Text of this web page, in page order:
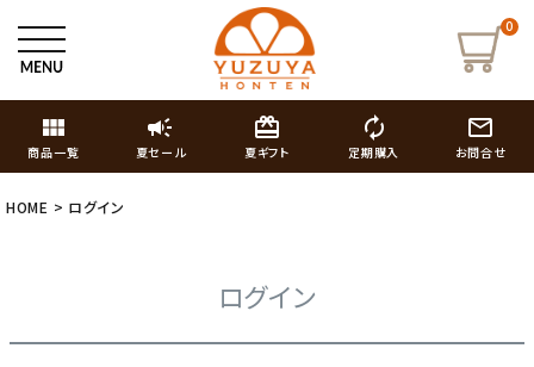
0
view_module
商品一覧
campaign
夏セール
card_giftcard
夏ギフト
autorenew
定期購入
mail_outline
お問合せ
HOME ログイン
ログイン